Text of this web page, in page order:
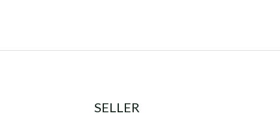
SELLER